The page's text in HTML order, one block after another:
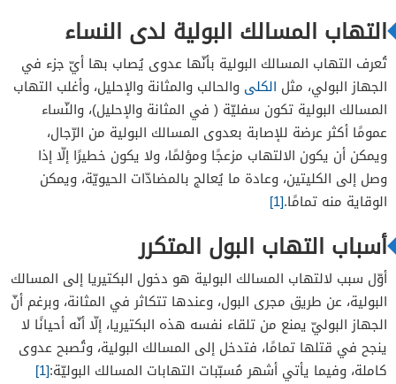
التهاب المسالك البولية لدى النساء
تُعرف التهاب المسالك البولية بأنّها عدوى يُصاب بها أيّ جزء في
الجهاز البولي، مثل الكلى والحالب والمثانة والإحليل، وأغلب التهاب
المسالك البولية تكون سفليّة ( في المثانة والإحليل)، والنّساء
عمومًا أكثر عرضة للإصابة بعدوى المسالك البولية من الرّجال،
ويمكن أن يكون الالتهاب مزعجًا ومؤلمًا، ولا يكون خطيرًا إلّا إذا
وصل إلى الكليتين، وعادة ما يُعالج بالمضادّات الحيويّة، ويمكن
الوقاية منه تمامًا.[1]
أسباب التهاب البول المتكرر
أوّل سبب لالتهاب المسالك البولية هو دخول البكتيريا إلى المسالك
البولية، عن طريق مجرى البول، وعندها تتكاثر في المثانة، وبرغم أنّ
الجهاز البوليّ يمنع من تلقاء نفسه هذه البكتيريا، إلّا أنّه أحيانًا لا
ينجح في قتلها تمامًا، فتدخل إلى المسالك البولية، وتُصبح عدوى
كاملة، وفيما يأتي أشهر مُسبّبات التهابات المسالك البوليّة:[1]